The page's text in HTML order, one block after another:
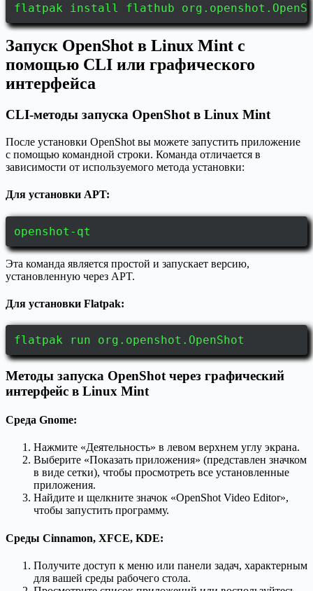
flatpak install flathub
Запуск OpenShot в Linux Mint с
помощью CLI или графического
интерфейса
CLI-методы запуска OpenShot в Linux Mint
После установки OpenShot вы можете запустить приложение
с помощью командной строки. Команда отличается в
зависимости от используемого метода установки:
Для установки APT:
openshot-qt
Эта команда является простой и запускает версию,
установленную через APT.
Для установки Flatpak:
flatpak run org.openshot.OpenShot
Методы запуска OpenShot через графический
интерфейс в Linux Mint
Среда Gnome:
Нажмите «Деятельность» в левом верхнем углу экрана.
Выберите «Показать приложения» (представлен значком
в виде сетки), чтобы просмотреть все установленные
приложения.
Найдите и щелкните значок «OpenShot Video Editor»,
чтобы запустить программу.
Среды Cinnamon, XFCE, KDE:
Получите доступ к меню или панели задач, характерным
для вашей среды рабочего стола.